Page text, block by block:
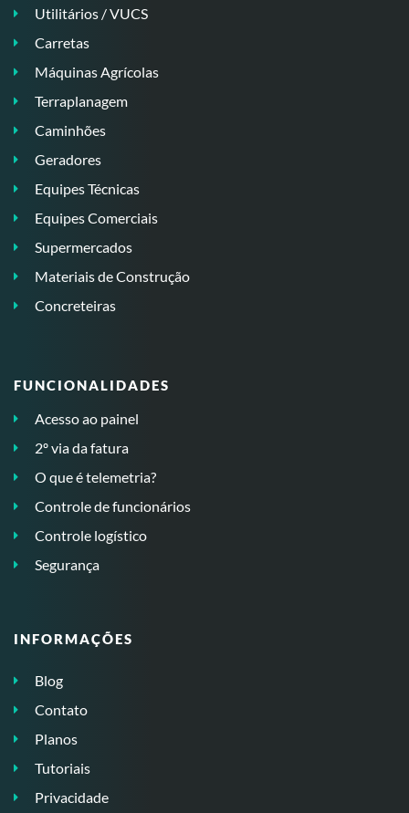
Utilitários / VUCS
Carretas
Máquinas Agrícolas
Terraplanagem
Caminhões
Geradores
Equipes Técnicas
Equipes Comerciais
Supermercados
Materiais de Construção
Concreteiras
FUNCIONALIDADES
Acesso ao painel
2º via da fatura
O que é telemetria?
Controle de funcionários
Controle logístico
Segurança
INFORMAÇÕES
Blog
Contato
Planos
Tutoriais
Privacidade